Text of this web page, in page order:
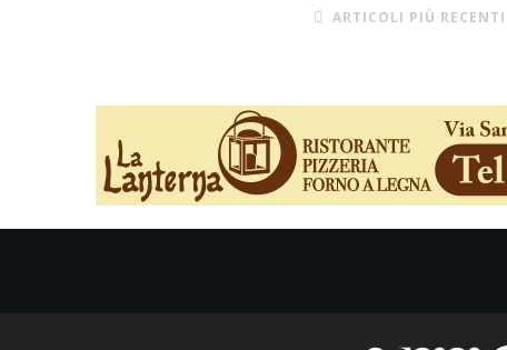
ARTICOLI PIÙ RECENTI